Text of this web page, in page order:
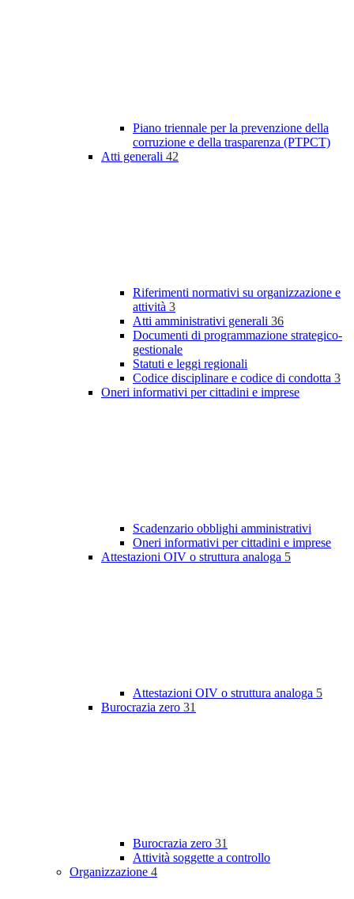
Piano triennale per la prevenzione della
corruzione e della trasparenza (PTPCT)
Atti generali 42
Riferimenti normativi su organizzazione e
attività 3
Atti amministrativi generali 36
Documenti di programmazione strategico-
gestionale
Statuti e leggi regionali
Codice disciplinare e codice di condotta 3
Oneri informativi per cittadini e imprese
Scadenzario obblighi amministrativi
Oneri informativi per cittadini e imprese
Attestazioni OIV o struttura analoga 5
Attestazioni OIV o struttura analoga 5
Burocrazia zero 31
Burocrazia zero 31
Attività soggette a controllo
Organizzazione 4